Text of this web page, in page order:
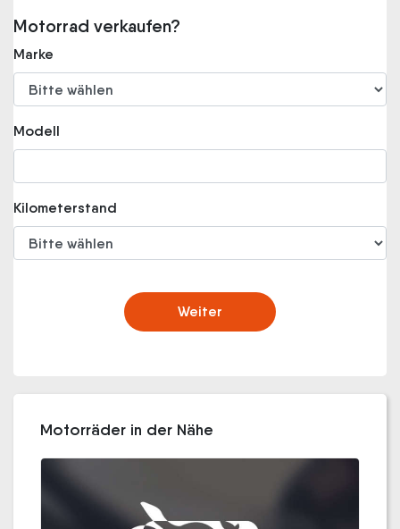
Motorrad verkaufen?
Marke
Modell
Kilometerstand
Weiter
Motorräder in der Nähe